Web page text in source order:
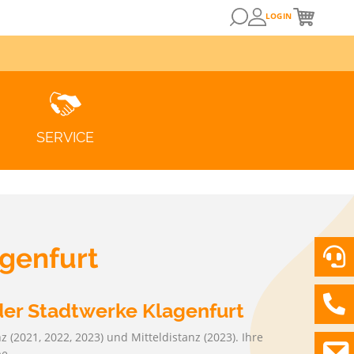
LOGIN
ZUM KUNDENPORTAL
SERVICE
Stadtwerke Klagenfurt
2022, 2023) und Mitteldistanz (2023). Ihre